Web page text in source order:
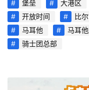
堡垒 大港区
开放时间
比
马耳他
马耳
骑士团总部